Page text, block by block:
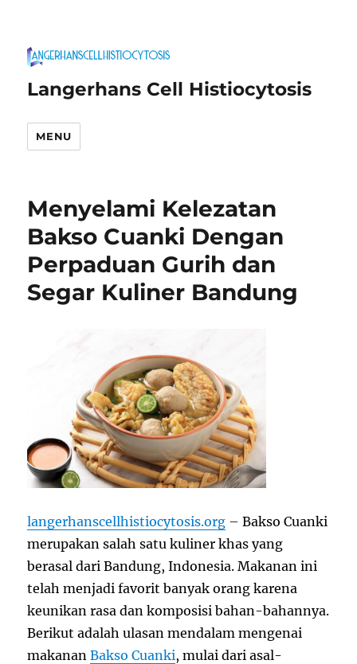
Langerhans Cell Histiocytosis
MENU
Menyelami Kelezatan
Bakso Cuanki Dengan
Perpaduan Gurih dan
Segar Kuliner Bandung
langerhanscellhistiocytosis.org –Bakso Cuanki
merupakan salah satu kuliner khas yang
berasal dari Bandung, Indonesia. Makanan ini
telah menjadi favorit banyak orang karena
keunikan rasa dan komposisi bahan-bahannya.
Berikut adalah ulasan mendalam mengenai
makananBakso Cuanki, mulai dari asal-